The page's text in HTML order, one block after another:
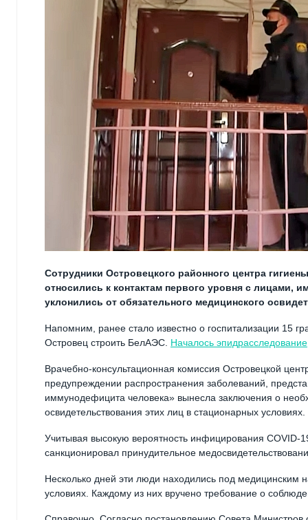
Сотрудники Островецкого районного центра
относились к контактам первого уровня с лицами,
уклонились от обязательного медицинского
Напомним, ранее стало известно о госпитализации 15
Островец строить БелАЭС. Началось эпидрасследование
Врачебно-консультационная комиссия Островецкой
предупреждении распространения заболеваний,
иммунодефицита человека» вынесла заключения о
освидетельствования этих лиц в стационарных условиях.
Учитывая высокую вероятность инфицирования COVID-
санкционировал принудительное
Несколько дней эти люди находились под
условиях. Каждому из них вручено требование о